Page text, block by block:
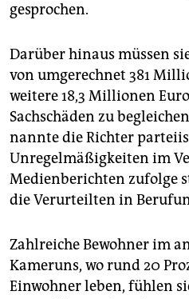
gesprochen.
Darüber hinaus müssen
von umgerechnet 381
weitere 18,3 Millionen
Sachschäden zu
nannte die Richter
Unregelmäßigkeiten im
Medienberichten zufolge
die Verurteilten in
Zahlreiche Bewohner im
Kameruns, wo rund 20
Einwohner leben, fühlen